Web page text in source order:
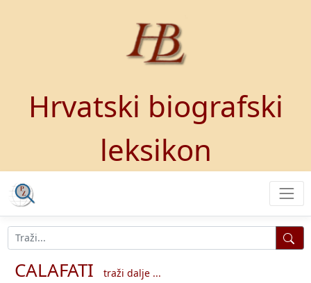
Hrvatski biografski
leksikon
CALAFATI
traži dalje ...